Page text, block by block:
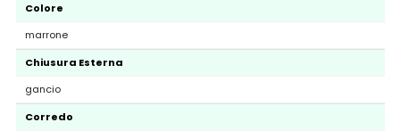
Colore
marrone
Chiusura Esterna
gancio
Corredo